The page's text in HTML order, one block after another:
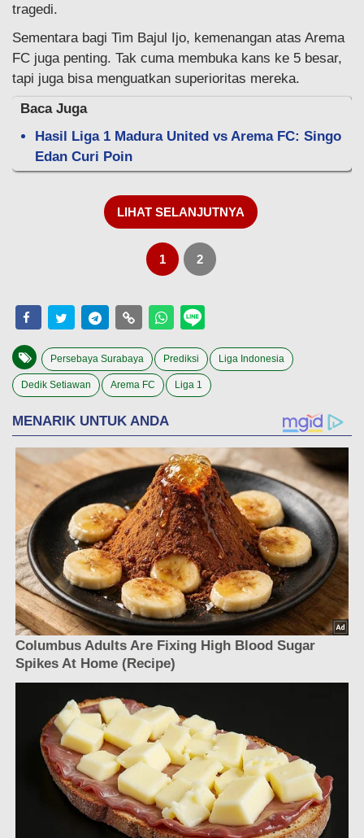
tragedi.
Sementara bagi Tim Bajul Ijo, kemenangan atas Arema
FC juga penting. Tak cuma membuka kans ke 5 besar,
tapi juga bisa menguatkan superioritas mereka.
Baca Juga
Hasil Liga 1 Madura United vs Arema FC: Singo
Edan Curi Poin
LIHAT SELANJUTNYA
1 2
Persebaya Surabaya Prediksi Liga Indonesia
Dedik Setiawan Arema FC Liga 1